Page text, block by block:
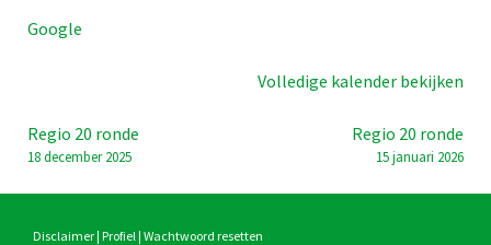
Google
Volledige kalender bekijken
Bericht
navigatie
Regio 20 ronde
18 december 2025
Regio 20 ronde
15 januari 2026
Disclaimer| Profiel | Wachtwoord resetten